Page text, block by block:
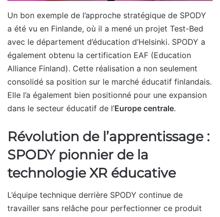
Un bon exemple de l’approche stratégique de SPODY
a été vu en Finlande, où il a mené un projet Test-Bed
avec le département d’éducation d’Helsinki. SPODY a
également obtenu la certification EAF (Education
Alliance Finland). Cette réalisation a non seulement
consolidé sa position sur le marché éducatif finlandais.
Elle l’a également bien positionné pour une expansion
dans le secteur éducatif de l’Europe centrale.
Révolution de l’apprentissage :
SPODY pionnier de la
technologie XR éducative
L’équipe technique derrière SPODY continue de
travailler sans relâche pour perfectionner ce produit